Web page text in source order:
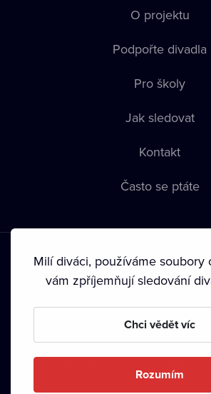
O projektu
Podpořte divadla
Pro školy
Jak sledovat
Kontakt
Často se ptáte
Podmínky používání • Ochrana soukromí
• Autorská práva•
Milí diváci, používáme soubory
vám zpříjemňují sledování
Chci vědět víc
Rozumím